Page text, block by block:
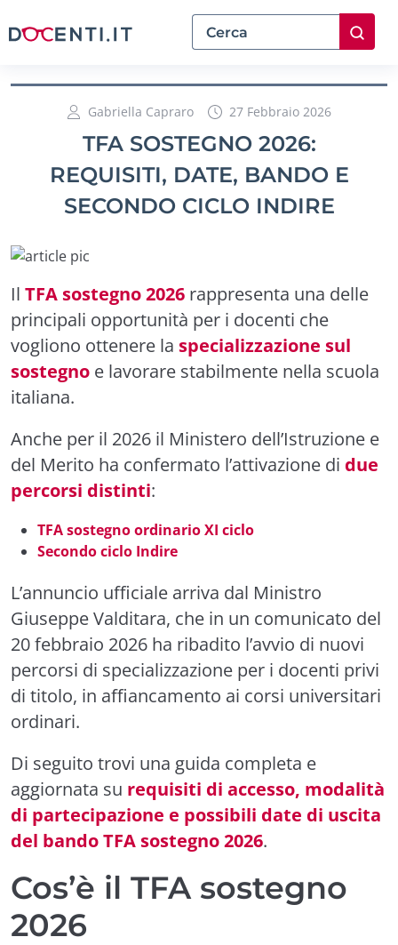
Gabriella Capraro 27 Febbraio 2026
TFA SOSTEGNO 2026:
REQUISITI, DATE, BANDO E
SECONDO CICLO INDIRE
Il TFA sostegno 2026 rappresenta una delle
principali opportunità per i docenti che
vogliono ottenere la specializzazione sul
sostegno e lavorare stabilmente nella scuola
italiana.
Anche per il 2026 il Ministero dell’Istruzione e
del Merito ha confermato l’attivazione di due
percorsi distinti:
TFA sostegno ordinario XI ciclo
Secondo ciclo Indire
L’annuncio ufficiale arriva dal Ministro
Giuseppe Valditara, che in un comunicato del
20 febbraio 2026 ha ribadito l’avvio di nuovi
percorsi di specializzazione per i docenti privi
di titolo, in affiancamento ai corsi universitari
ordinari.
Di seguito trovi una guida completa e
aggiornata su requisiti di accesso, modalità
di partecipazione e possibili date di uscita
del bando TFA sostegno 2026.
Cos’è il TFA sostegno
2026